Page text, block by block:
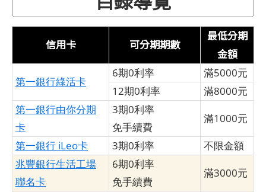
信用卡 可分期期數
最低分期
金額
第一銀行綠活卡
6期0利率
滿5000元
12期0利率
滿8000元
第一銀行由你分期
卡
3期0利率
免手續費
滿1000元
第一銀行 iLeo卡
3期0利率
不限金額
兆豐銀行生活工場
聯名卡
6期0利率
免手續費
滿3000元